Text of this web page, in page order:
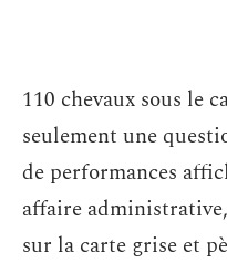
110 chevaux sous le
seulement une
de performances
affaire
sur la carte grise et